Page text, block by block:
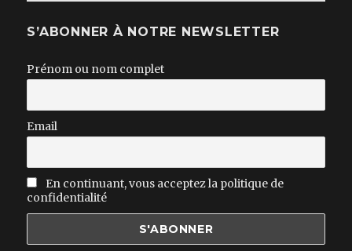
S’ABONNER À NOTRE NEWSLETTER
Prénom ou nom complet
Email
En continuant, vous acceptez la politique de
confidentialité